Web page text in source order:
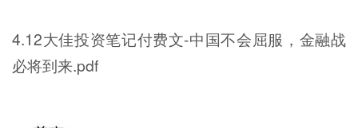
4.12大佳投资笔记付费文-中国不会屈服，金融战
必将到来.pdf